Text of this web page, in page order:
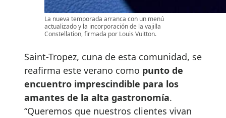
La nueva temporada arranca con un menú
actualizado y la incorporación de la vajilla
Constellation, firmada por Louis Vuitton.
Saint-Tropez, cuna de esta comunidad, se
reafirma este verano como punto de
encuentro imprescindible para los
amantes de la alta gastronomía.
“Queremos que nuestros clientes vivan